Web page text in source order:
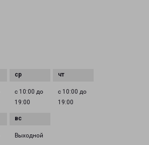
с 10:00 до
19:00
с 10:00 до
19:00
Выходной